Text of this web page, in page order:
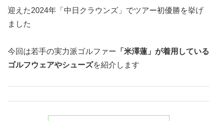
迎えた2024年「中日クラウンズ」でツアー初優勝を挙げ
ました
今回は若手の実力派ゴルファー 「米澤蓮」が着用している
ゴルフウェアやシューズを紹介します